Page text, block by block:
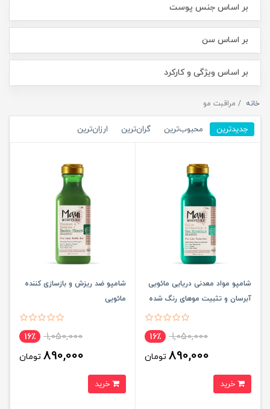
بر اساس جنس پوست
بر اساس سن
بر اساس ویژگی و کارکرد
خانه مراقبت مو
جدیدترین محبوب‌ترین گران‌ترین ارزان‌ترین
شامپو مواد معدنی دریایی مائویی
آبرسان و تثبیت موهای رنگ شده
1,050,000 16٪
890,000 تومان
شامپو ضد ریزش و بازسازی کننده
مائویی
1,050,000 16٪
890,000 تومان